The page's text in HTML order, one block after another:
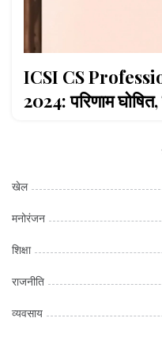
ICSI CS
2024: परिणाम
खेल
मनोरंजन
शिक्षा
राजनीति
व्यवसाय